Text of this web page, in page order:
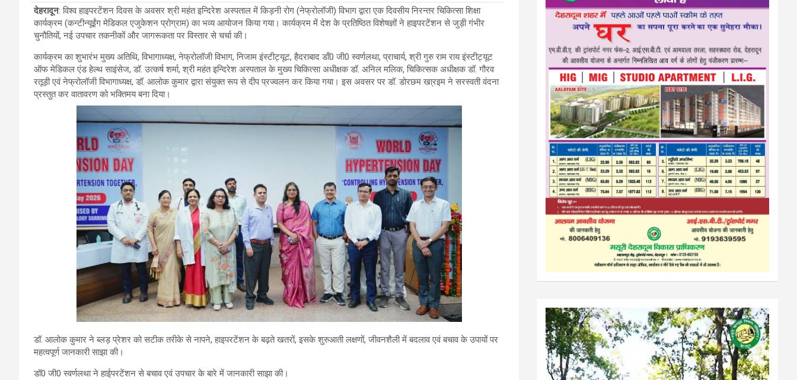
देहरादून: विश्व हाइपरटेंशन दिवस के अवसर श्री महंत इन्दिरेश अस्पताल में किड़नी रोग (नेफ्रोलॉजी) विभाग द्वारा एक दिवसीय निरन्तर चिकित्सा शिक्षा
कार्यक्रम (कन्टीन्यूईंग मेडिकल एजुकेशन प्रोग्राम) का भव्य आयोजन किया गया। कार्यक्रम में देश के प्रतिष्ठित विशेषज्ञों ने हाइपरटेंशन से जुड़ी गंभीर
चुनौतियों, नई उपचार तकनीकों और जागरूकता पर विस्तार से चर्चा की।
कार्यक्रम का शुभारंभ मुख्य अतिथि, विभागाध्यक्ष, नेफ्रोलॉजी विभाग, निजाम इंस्टीट्यूट, हैदराबाद डॉं0 जी0 स्वर्णलथा, प्राचार्य, श्री गुरु राम राय इंस्टीट्यूट
ऑफ मेडिकल एंड हेल्थ साइंसेज, डॉ. उत्कर्ष शर्मा, श्री महंत इन्दिरेश अस्पताल के मुख्य चिकित्सा अधीक्षक डॉ. अनिल मलिक, चिकित्सक अधीक्षक डॉ. गौरव
रतूड़ी एवं नेफ्रोलॉजी विभागाध्यक्ष, डॉ. आलोक कुमार द्वारा संयुक्त रूप से दीप प्रज्वलन कर किया गया। इस अवसर पर डॉ. डोरछम खा्रइम ने सरस्वती वंदना
प्रस्तुत कर वातावरण को भक्तिमय बना दिया।
डॉ. आलोक कुमार ने ब्लड़ प्रेशर को सटीक तरीके से नापने, हाइपरटेंशन के बढ़ते खतरों, इसके शुरुआती लक्षणों, जीवनशैली में बदलाव एवं बचाव के उपायों पर
महत्वपूर्ण जानकारी साझा की।
डॉ0 जी0 स्वर्णलथा ने हाईपरटेंशन से बचाव एवं उपचार के बारे में जानकारी साझा की।
Video
Player